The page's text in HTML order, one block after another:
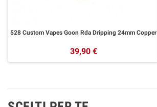
528 Custom Vapes Goon Rda Dripping 24mm Copper
39,90 €